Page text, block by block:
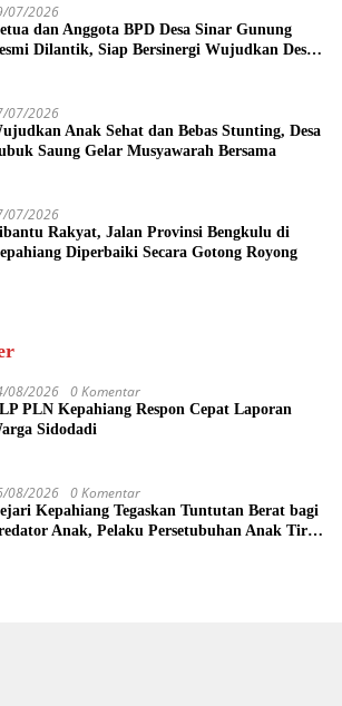
07/2026
dan Anggota BPD Desa Sinar Gunung
Dilantik, Siap Bersinergi Wujudkan Desa
07/2026
Anak Sehat dan Bebas Stunting, Desa
Saung Gelar Musyawarah Bersama
07/2026
Rakyat, Jalan Provinsi Bengkulu di
Diperbaiki Secara Gotong Royong
08/2026 0 Komentar
PLN Kepahiang Respon Cepat Laporan
Sidodadi
08/2026 0 Komentar
Kepahiang Tegaskan Tuntutan Berat bagi
Anak, Pelaku Persetubuhan Anak Tiri